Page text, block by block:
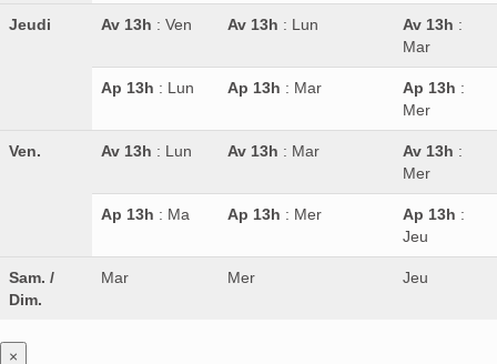
Jeudi Av 13h : Ven Av 13h : Lun Av 13h :
Mar
Ap 13h : Lun Ap 13h : Mar Ap 13h :
Mer
Ven. Av 13h : Lun Av 13h : Mar Av 13h :
Mer
Ap 13h : Ma Ap 13h : Mer Ap 13h :
Jeu
Sam. /
Dim.
Mar Mer Jeu
×